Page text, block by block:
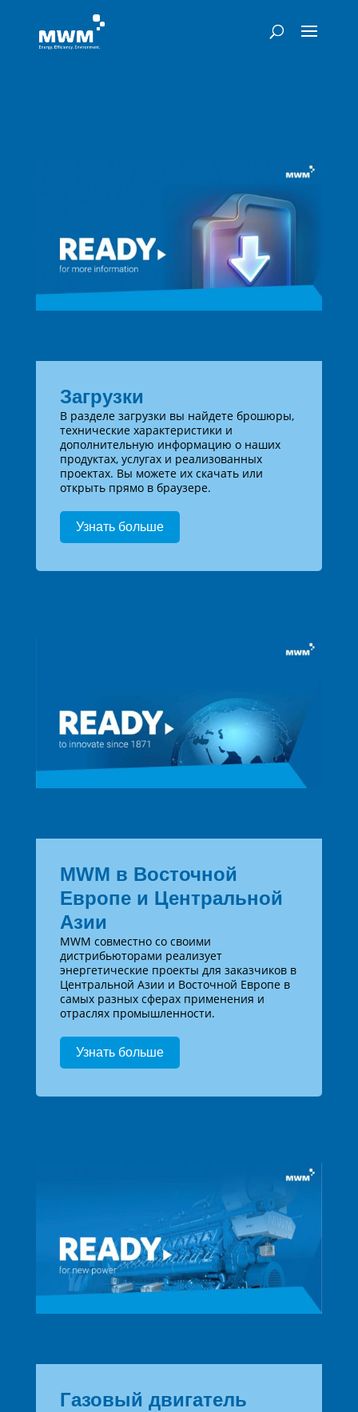
Загрузки
В разделе загрузки вы найдете брошюры,
технические характеристики и
дополнительную информацию о наших
продуктах, услугах и реализованных
проектах. Вы можете их скачать или
открыть прямо в браузере.
Узнать больше
MWM в Восточной
Европе и Центральной
Азии
MWM совместно со своими
дистрибьюторами реализует
энергетические проекты для заказчиков в
Центральной Азии и Восточной Европе в
самых разных сферах применения и
отраслях промышленности.
Узнать больше
Газовый двигатель